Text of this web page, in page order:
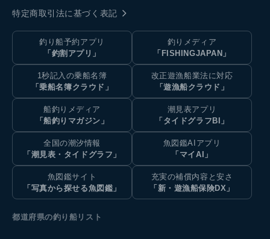
特定商取引法に基づく表記
釣り船予約アプリ
「釣割アプリ」
釣りメディア
「FISHINGJAPAN」
1秒記入の乗船名簿
「乗船名簿クラウド」
改正遊漁船業法に対応
「遊漁船クラウド」
船釣りメディア
「船釣りマガジン」
潮見表アプリ
「タイドグラフBI」
全国の潮汐情報
「潮見表・タイドグラフ」
魚図鑑AIアプリ
「マイAI」
魚図鑑サイト
「写真から探せる魚図鑑」
充実の補償内容と安さ
「新・遊漁船保険DX」
都道府県の釣り船リスト